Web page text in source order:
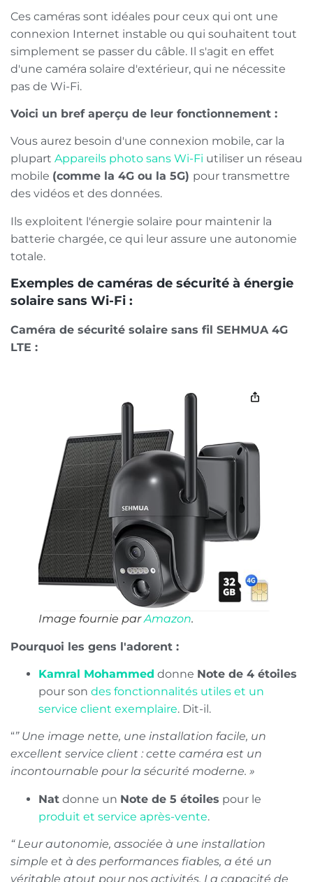
Ces caméras sont idéales pour ceux qui ont une
connexion Internet instable ou qui souhaitent tout
simplement se passer du câble. Il s'agit en effet
d'une caméra solaire d'extérieur, qui ne nécessite
pas de Wi-Fi.
Voici un bref aperçu de leur fonctionnement :
Vous aurez besoin d'une connexion mobile, car la
plupart Appareils photo sans Wi-Fi utiliser un réseau
mobile (comme la 4G ou la 5G) pour transmettre
des vidéos et des données.
Ils exploitent l'énergie solaire pour maintenir la
batterie chargée, ce qui leur assure une autonomie
totale.
Exemples de caméras de sécurité à énergie
solaire sans Wi-Fi :
Caméra de sécurité solaire sans fil SEHMUA 4G
LTE :
Image fournie parAmazon.
Pourquoi les gens l'adorent :
Kamral Mohammed donne Note de 4 étoiles
pour son des fonctionnalités utiles et un
service client exemplaire. Dit-il.
“” Une image nette, une installation facile, un
excellent service client : cette caméra est un
incontournable pour la sécurité moderne. »
Nat donne un Note de 5 étoiles pour le
produit et service après-vente.
“ Leur autonomie, associée à une installation
simple et à des performances fiables, a été un
véritable atout pour nos activités. La capacité de